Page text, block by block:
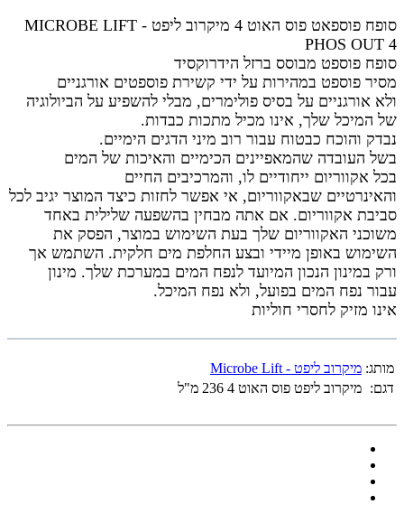
סופח פוספאט פוס האוט 4 מיקרוב ליפט - MICROBE LIFT
PHOS OUT 4
סופח פוספט מבוסס ברזל הידרוקסיד
מסיר פוספט במהירות על ידי קשירת פוספטים אורגניים
ולא אורגניים על בסיס פולימרים, מבלי להשפיע על הביולוגיה
של המיכל שלך, אינו מכיל מתכות כבדות.
נבדק והוכח כבטוח עבור רוב מיני הדגים הימיים.
בשל העובדה שהמאפיינים הכימיים והאיכות של המים
בכל אקווריום ייחודיים לו, והמרכיבים החיים
והאינרטיים שבאקווריום, אי אפשר לחזות כיצד המוצר יגיב לכל
סביבת אקווריום. אם אתה מבחין בהשפעה שלילית באחד
משוכני האקווריום שלך בעת השימוש במוצר, הפסק את
השימוש באופן מיידי ובצע החלפת מים חלקית. השתמש אך
ורק במינון הנכון המיועד לנפח המים במערכת שלך. מינון
עבור נפח המים בפועל, ולא נפח המיכל.
אינו מזיק לחסרי חוליות
מותג: מיקרוב ליפט - Microbe Lift
דגם: מיקרוב ליפט פוס האוט 4 236 מ"ל